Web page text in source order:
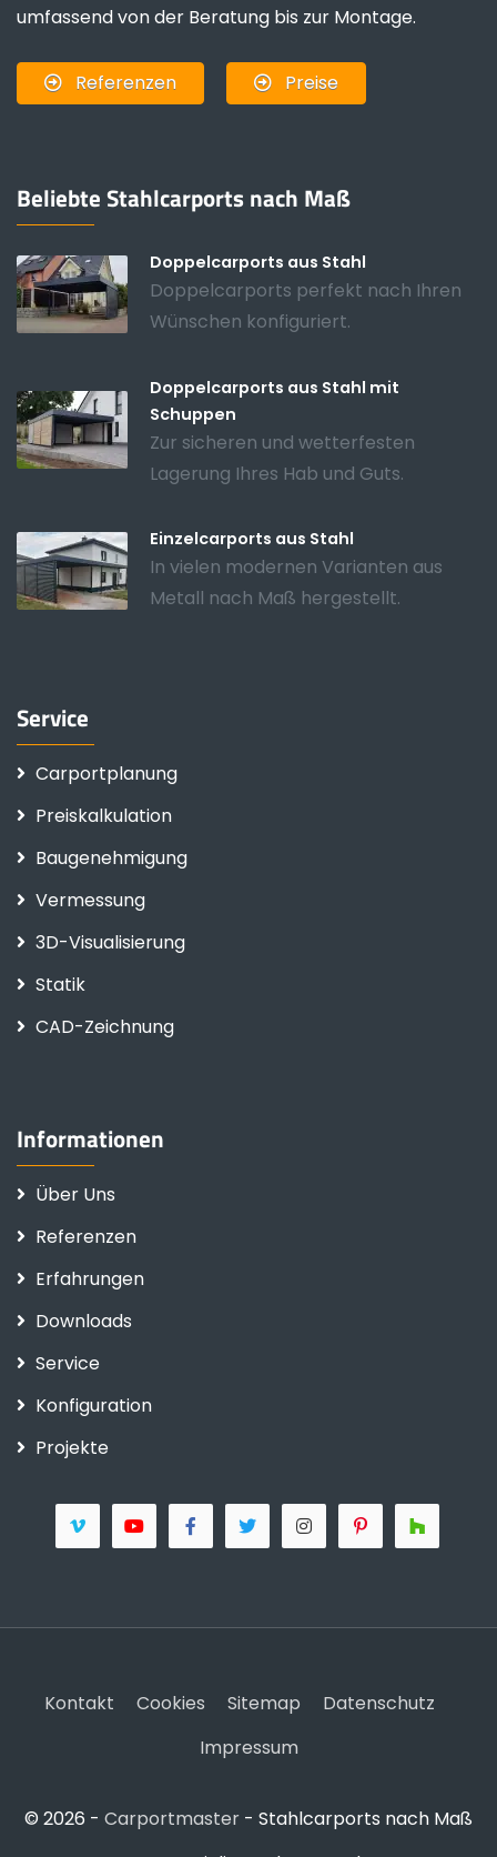
umfassend von der Beratung bis zur Montage.
Referenzen Preise
Beliebte Stahlcarports nach Maß
Doppelcarports aus Stahl
Doppelcarports perfekt nach Ihren
Wünschen konfiguriert.
Doppelcarports aus Stahl mit
Schuppen
Zur sicheren und wetterfesten
Lagerung Ihres Hab und Guts.
Einzelcarports aus Stahl
In vielen modernen Varianten aus
Metall nach Maß hergestellt.
Service
Carportplanung
Preiskalkulation
Baugenehmigung
Vermessung
3D-Visualisierung
Statik
CAD-Zeichnung
Informationen
Über Uns
Referenzen
Erfahrungen
Downloads
Service
Konfiguration
Projekte
© 2026 - Carportmaster - Stahlcarports nach Maß
Kontakt Cookies Sitemap
Datenschutz
Impressum